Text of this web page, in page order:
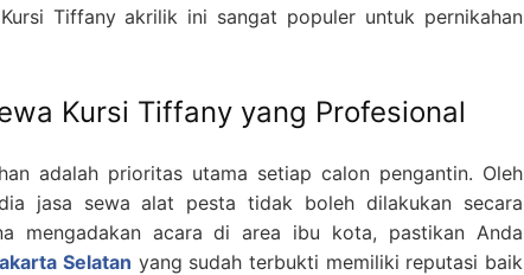
Tiffany akrilik ini sangat populer untuk pernikahan
Kursi Tiffany yang Profesional
adalah prioritas utama setiap calon pengantin. Oleh
jasa sewa alat pesta tidak boleh dilakukan secara
mengadakan acara di area ibu kota, pastikan Anda
Selatan yang sudah terbukti memiliki reputasi baik